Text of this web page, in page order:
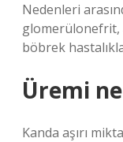
Nedenleri
glomerülonefrit,
böbrek
Üremi
Kanda aşırı